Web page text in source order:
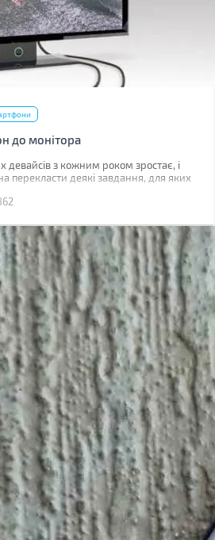
до монітора
девайсів з кожним роком зростає, і
перекласти деякі завдання, для яких